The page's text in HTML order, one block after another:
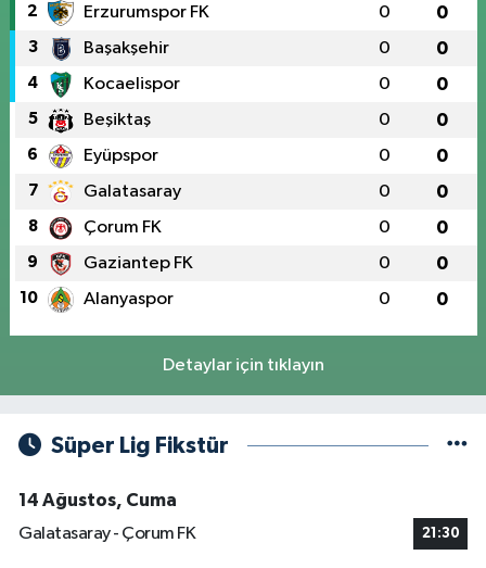
2 Erzurumspor FK 0 0
3 Başakşehir 0 0
4 Kocaelispor 0 0
5 Beşiktaş 0 0
6 Eyüpspor 0 0
7 Galatasaray 0 0
8 Çorum FK 0 0
9 Gaziantep FK 0 0
10 Alanyaspor 0 0
Detaylar için tıklayın
Süper Lig Fikstür
14 Ağustos, Cuma
Galatasaray - Çorum FK
21:30